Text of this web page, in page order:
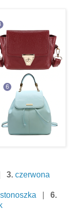
3. czerwona
6.